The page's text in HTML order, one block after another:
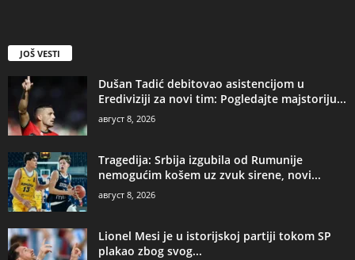
JOŠ VESTI
Dušan Tadić debitovao asistencijom u
Erediviziji za novi tim: Pogledajte majstoriju...
август 8, 2026
Tragedija: Srbija izgubila od Rumunije
nemogućim košem uz zvuk sirene, novi...
август 8, 2026
Lionel Mesi je u istorijskoj partiji tokom SP
plakao zbog svog...